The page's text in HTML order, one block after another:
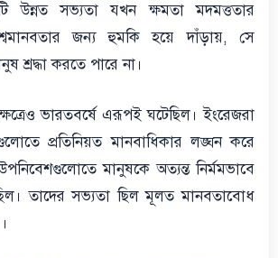
উন্নত সভ্যতা যখন ক্ষমতা মদমত্ততার
জন্য হুমকি হয়ে দাঁড়ায়, সে
শ্রদ্ধা করতে পারে না।
ভারতবর্ষে এরূপই ঘটেছিল। ইংরেজরা
প্রতিনিয়ত মানবাধিকার লঙ্ঘন করে
মানুষকে অত্যন্ত নির্মমভাবে
তাদের সভ্যতা ছিল মূলত মানবতাবোধ